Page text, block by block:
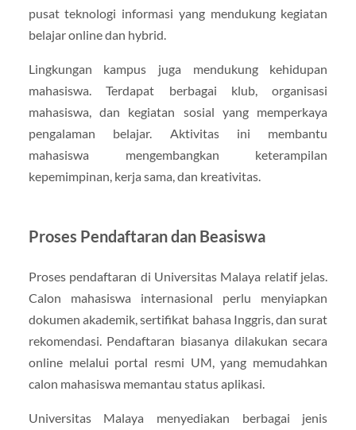
pusat teknologi informasi yang mendukung kegiatan
belajar online dan hybrid.
Lingkungan kampus juga mendukung kehidupan
mahasiswa. Terdapat berbagai klub, organisasi
mahasiswa, dan kegiatan sosial yang memperkaya
pengalaman belajar. Aktivitas ini membantu
mahasiswa mengembangkan keterampilan
kepemimpinan, kerja sama, dan kreativitas.
Proses Pendaftaran dan Beasiswa
Proses pendaftaran di Universitas Malaya relatif jelas.
Calon mahasiswa internasional perlu menyiapkan
dokumen akademik, sertifikat bahasa Inggris, dan surat
rekomendasi. Pendaftaran biasanya dilakukan secara
online melalui portal resmi UM, yang memudahkan
calon mahasiswa memantau status aplikasi.
Universitas Malaya menyediakan berbagai jenis